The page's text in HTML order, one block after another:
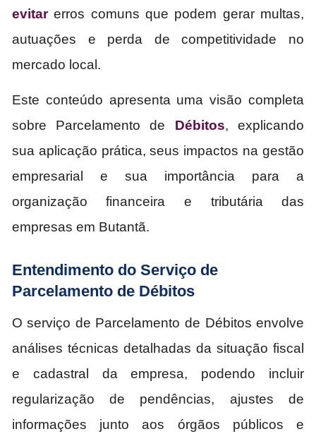
evitarerros comuns que podem gerar multas,
autuações e perda de competitividade no
mercado local.
Este conteúdo apresenta uma visão completa
sobre Parcelamento de Débitos, explicando
sua aplicação prática, seus impactos na gestão
empresarial e sua importância para a
organização financeira e tributária das
empresas em Butantã.
Entendimento do Serviço de
Parcelamento de Débitos
O serviço de Parcelamento de Débitos envolve
análises técnicas detalhadas da situação fiscal
e cadastral da empresa, podendo incluir
regularização de pendências, ajustes de
informações junto aos órgãos públicos e